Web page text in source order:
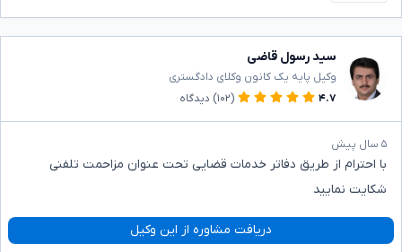
سید رسول قاضی
وکیل پایه یک کانون وکلای دادگستری
۴.۷
(۱۰۲) دیدگاه
۵ سال پیش
با احترام از طریق دفاتر خدمات قضایی تحت عنوان مزاحمت تلفنی
شکایت نمایید
دریافت مشاوره از این وکیل